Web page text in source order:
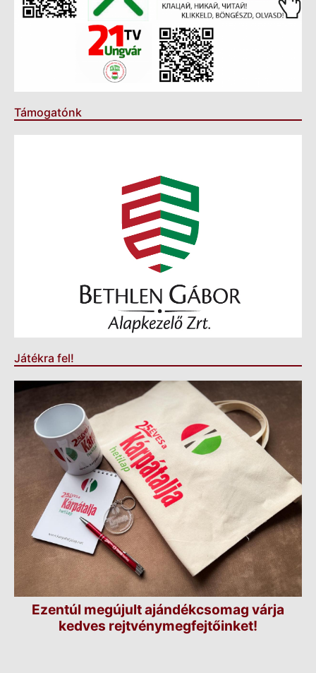
Támogatónk
Játékra fel!
Ezentúl megújult ajándékcsomag várja
kedves rejtvénymegfejtőinket!